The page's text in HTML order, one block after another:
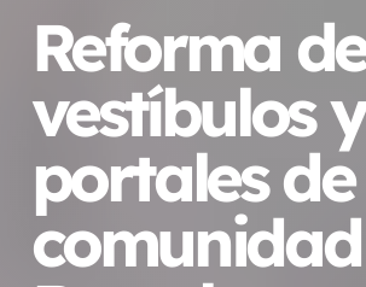
Reforma de
vestíbulos y
portales de